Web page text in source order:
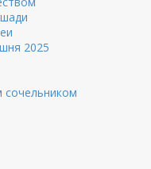
2025
сочельником